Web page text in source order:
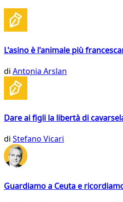
L'asino è l'animale più
di Antonia Arslan
Dare ai figli la libertà di
di Stefano Vicari
Guardiamo a Ceuta e